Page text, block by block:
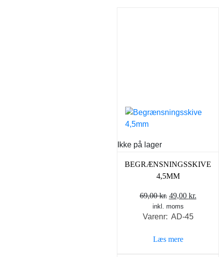
Ikke på lager
BEGRÆNSNINGSSKIVE
4,5MM
69,00kr. Den
oprindelige
pris
69,00 kr..
49,00 kr.
inkl. moms
Varenr: AD-45
Læs mere